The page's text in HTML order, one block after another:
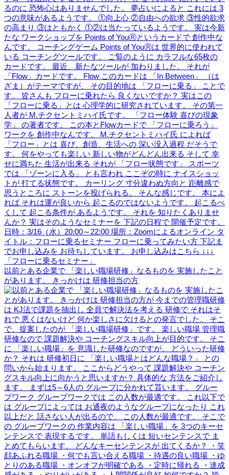
以前とある企業で 「楽しい職場研修」なるものを 実施したこと
があります。 きっかけは 研修担当の方